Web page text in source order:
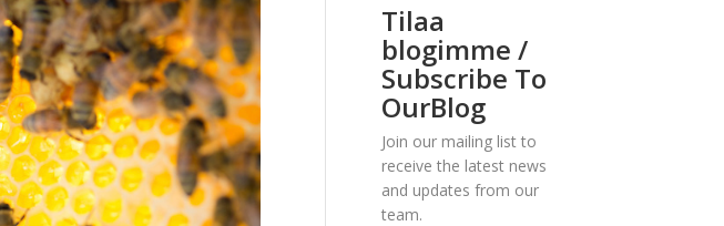
Tilaa
blogimme /
Subscribe To
OurBlog
Join our mailing list to
receive the latest news
and updates from our
team.